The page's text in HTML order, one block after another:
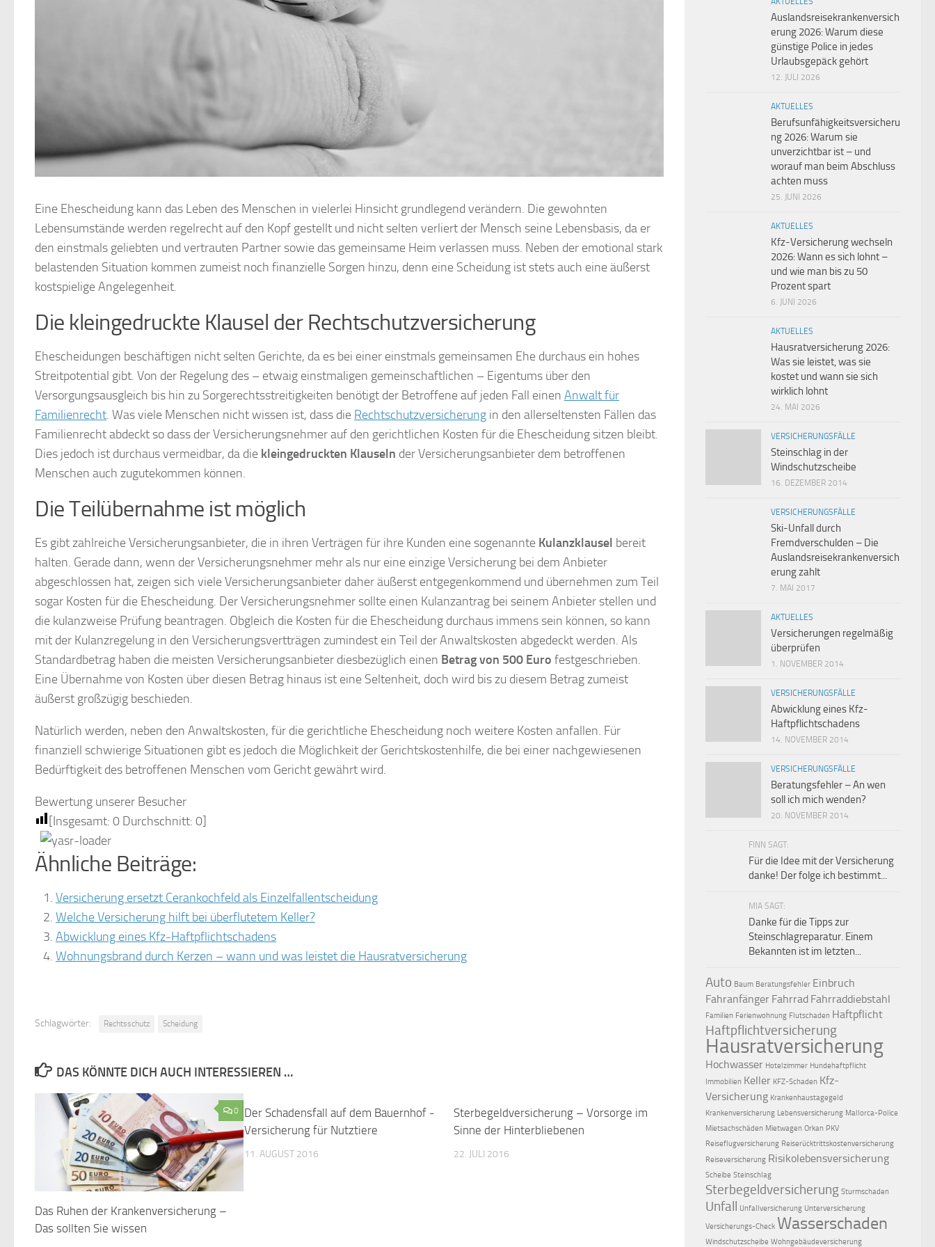
Eine Ehescheidung kann das Leben des Menschen in vielerlei Hinsicht grundlegend verändern. Die gewohnten
Lebensumstände werden regelrecht auf den Kopf gestellt und nicht selten verliert der Mensch seine Lebensbasis, da er
den einstmals geliebten und vertrauten Partner sowie das gemeinsame Heim verlassen muss. Neben der emotional stark
belastenden Situation kommen zumeist noch finanzielle Sorgen hinzu, denn eine Scheidung ist stets auch eine äußerst
kostspielige Angelegenheit.
Die kleingedruckte Klausel der Rechtschutzversicherung
Ehescheidungen beschäftigen nicht selten Gerichte, da es bei einer einstmals gemeinsamen Ehe durchaus ein hohes
Streitpotential gibt. Von der Regelung des – etwaig einstmaligen gemeinschaftlichen – Eigentums über den
Versorgungsausgleich bis hin zu Sorgerechtsstreitigkeiten benötigt der Betroffene auf jeden Fall einen Anwalt für
Familienrecht. Was viele Menschen nicht wissen ist, dass die Rechtschutzversicherung in den allerseltensten Fällen das
Familienrecht abdeckt so dass der Versicherungsnehmer auf den gerichtlichen Kosten für die Ehescheidung sitzen bleibt.
Dies jedoch ist durchaus vermeidbar, da die kleingedruckten Klauseln der Versicherungsanbieter dem betroffenen
Menschen auch zugutekommen können.
Die Teilübernahme ist möglich
Es gibt zahlreiche Versicherungsanbieter, die in ihren Verträgen für ihre Kunden eine sogenannte Kulanzklausel bereit
halten. Gerade dann, wenn der Versicherungsnehmer mehr als nur eine einzige Versicherung bei dem Anbieter
abgeschlossen hat, zeigen sich viele Versicherungsanbieter daher äußerst entgegenkommend und übernehmen zum Teil
sogar Kosten für die Ehescheidung. Der Versicherungsnehmer sollte einen Kulanzantrag bei seinem Anbieter stellen und
die kulanzweise Prüfung beantragen. Obgleich die Kosten für die Ehescheidung durchaus immens sein können, so kann
mit der Kulanzregelung in den Versicherungsvertträgen zumindest ein Teil der Anwaltskosten abgedeckt werden. Als
Standardbetrag haben die meisten Versicherungsanbieter diesbezüglich einen Betrag von 500 Euro festgeschrieben.
Eine Übernahme von Kosten über diesen Betrag hinaus ist eine Seltenheit, doch wird bis zu diesem Betrag zumeist
äußerst großzügig beschieden.
Natürlich werden, neben den Anwaltskosten, für die gerichtliche Ehescheidung noch weitere Kosten anfallen. Für
finanziell schwierige Situationen gibt es jedoch die Möglichkeit der Gerichtskostenhilfe, die bei einer nachgewiesenen
Bedürftigkeit des betroffenen Menschen vom Gericht gewährt wird.
Bewertung unserer Besucher
[Insgesamt: 0 Durchschnitt: 0]
Ähnliche Beiträge:
Versicherung ersetzt Cerankochfeld als Einzelfallentscheidung
Welche Versicherung hilft bei überflutetem Keller?
Abwicklung eines Kfz-Haftpflichtschadens
Wohnungsbrand durch Kerzen – wann und was leistet die Hausratversicherung
Schlagwörter: Rechtsschutz Scheidung
DAS KÖNNTE DICH AUCH INTERESSIEREN …
0
Das Ruhen der Krankenversicherung –
Das sollten Sie wissen
Der Schadensfall auf dem Bauernhof -
Versicherung für Nutztiere
11. AUGUST 2016
Sterbegeldversicherung – Vorsorge im
Sinne der Hinterbliebenen
22. JULI 2016
Auslandsreisekrankenversich
erung 2026: Warum diese
günstige Police in jedes
Urlaubsgepäck gehört
12. JULI 2026
AKTUELLES
Berufsunfähigkeitsversicheru
ng 2026: Warum sie
unverzichtbar ist – und
worauf man beim Abschluss
achten muss
25. JUNI 2026
AKTUELLES
Kfz-Versicherung wechseln
2026: Wann es sich lohnt –
und wie man bis zu 50
Prozent spart
6. JUNI 2026
AKTUELLES
Hausratversicherung 2026:
Was sie leistet, was sie
kostet und wann sie sich
wirklich lohnt
24. MAI 2026
VERSICHERUNGSFÄLLE
Steinschlag in der
Windschutzscheibe
16. DEZEMBER 2014
VERSICHERUNGSFÄLLE
Ski-Unfall durch
Fremdverschulden – Die
Auslandsreisekrankenversich
erung zahlt
7. MAI 2017
AKTUELLES
Versicherungen regelmäßig
überprüfen
1. NOVEMBER 2014
VERSICHERUNGSFÄLLE
Abwicklung eines Kfz-
Haftpflichtschadens
14. NOVEMBER 2014
VERSICHERUNGSFÄLLE
Beratungsfehler – An wen
soll ich mich wenden?
20. NOVEMBER 2014
FINN SAGT:
Für die Idee mit der Versicherung
danke! Der folge ich bestimmt...
MIA SAGT:
Danke für die Tipps zur
Steinschlagreparatur. Einem
Bekannten ist im letzten...
Auto Baum Beratungsfehler Einbruch
Fahranfänger Fahrrad Fahrraddiebstahl
Familien Ferienwohnung Flutschaden Haftpflicht
Haftpflichtversicherung
Hausratversicherung
Hochwasser Hotelzimmer Hundehaftpflicht
Immobilien Keller KFZ-Schaden Kfz-
Versicherung Krankenhaustagegeld
Krankenversicherung Lebensversicherung Mallorca-Police
Mietsachschäden Mietwagen Orkan PKV
Reiseflugversicherung Reiserücktrittskostenversicherung
Reiseversicherung Risikolebensversicherung
Scheibe Steinschlag
Sterbegeldversicherung Sturmschaden
Unfall Unfallversicherung Unterversicherung
Versicherungs-Check Wasserschaden
Windschutzscheibe Wohngebäudeversicherung